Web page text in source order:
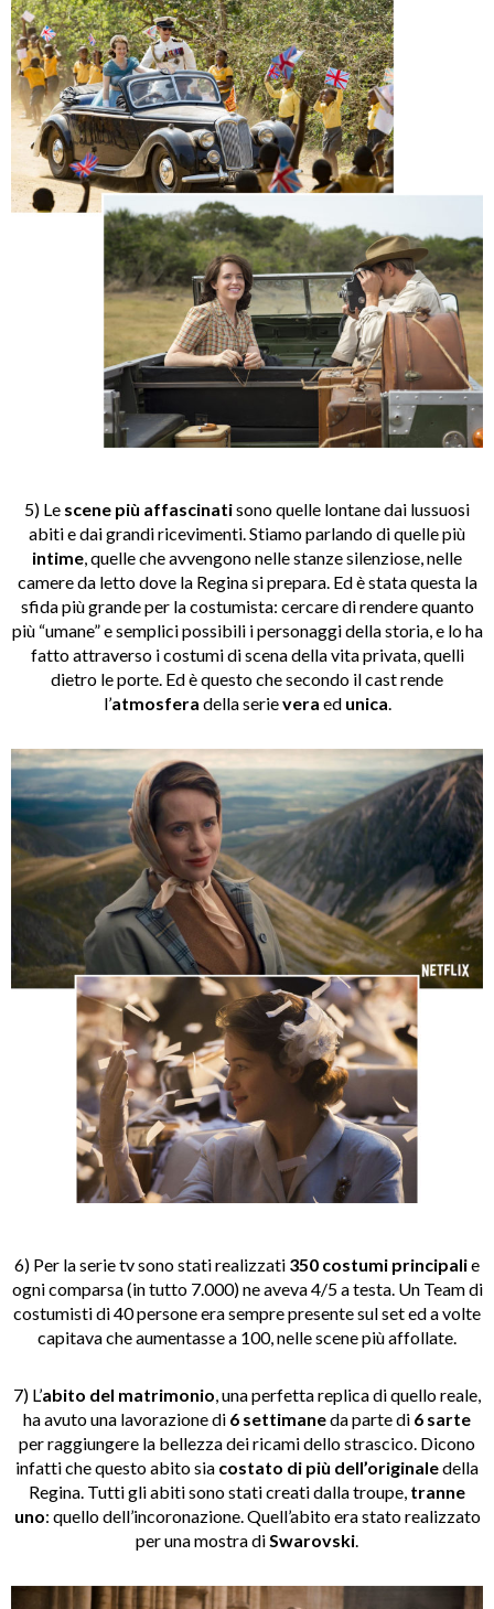
5) Le scene più affascinatisono quelle lontane dai lussuosi
abiti e dai grandi ricevimenti. Stiamo parlando di quelle più
intime , quelle che avvengono nelle stanze silenziose, nelle
camere da letto dove la Regina si prepara. Ed è stata questa la
sfida più grande per la costumista: cercare di rendere quanto
più “umane” e semplici possibili i personaggi della storia, e lo ha
fatto attraverso i costumi di scena della vita privata, quelli
dietro le porte. Ed è questo che secondo il cast rende
l’atmosfera della serievera ed unica
6) Per la serie tv sono stati realizzati 350 costumi principalie
ogni comparsa (in tutto 7.000) ne aveva 4/5 a testa. Un Team di
costumisti di 40 persone era sempre presente sul set ed a volte
capitava che aumentasse a 100, nelle scene più affollate.
7) L’abito del matrimonio , una perfetta replica di quello reale,
ha avuto una lavorazione di 6 settimaneda parte di 6 sarte
per raggiungere la bellezza dei ricami dello strascico. Dicono
infatti che questo abito sia costato di più dell’originaledella
Regina. Tutti gli abiti sono stati creati dalla troupe, tranne
uno: quello dell’incoronazione. Quell’abito era stato realizzato
per una mostra di Swarovski